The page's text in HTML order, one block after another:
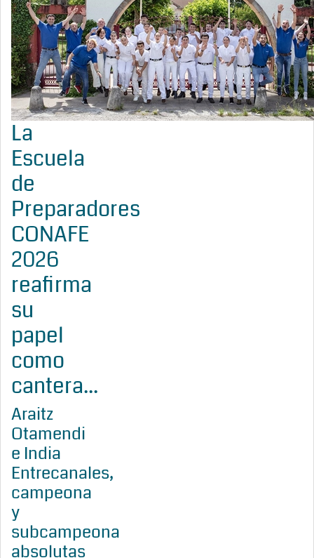
La
Escuela
de
Preparadores
CONAFE
2026
reafirma
su
papel
como
cantera...
Araitz
Otamendi
e India
Entrecanales,
campeona
y
subcampeona
absolutas